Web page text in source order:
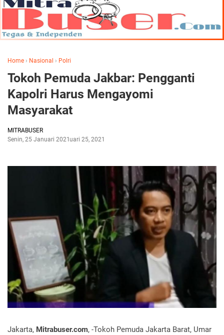
Home › Nasional › Polri
Tokoh Pemuda Jakbar: Pengganti
Kapolri Harus Mengayomi
Masyarakat
MITRABUSER
Senin, 25 Januari 2021Januari 25, 2021
Jakarta, Mitrabuser.com, -Tokoh Pemuda Jakarta Barat, Umar